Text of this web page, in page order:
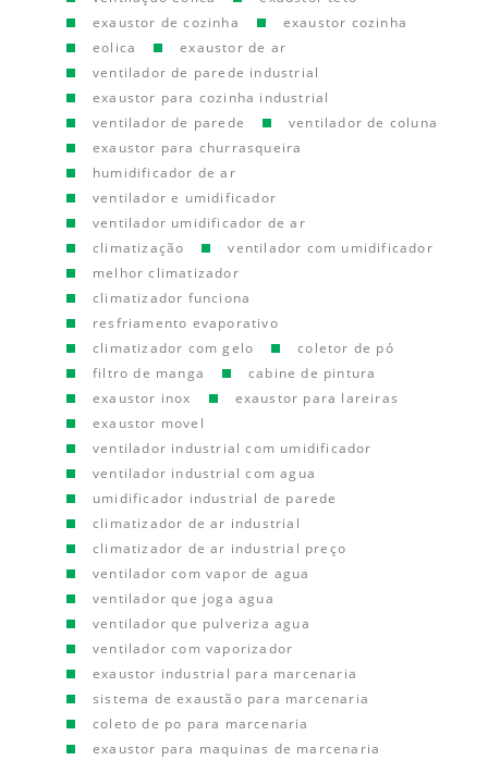
exaustor de cozinha
exaustor cozinha
eolica
exaustor de ar
ventilador de parede industrial
exaustor para cozinha industrial
ventilador de parede
ventilador de coluna
exaustor para churrasqueira
humidificador de ar
ventilador e umidificador
ventilador umidificador de ar
climatização
ventilador com umidificador
melhor climatizador
climatizador funciona
resfriamento evaporativo
climatizador com gelo
coletor de pó
filtro de manga
cabine de pintura
exaustor inox
exaustor para lareiras
exaustor movel
ventilador industrial com umidificador
ventilador industrial com agua
umidificador industrial de parede
climatizador de ar industrial
climatizador de ar industrial preço
ventilador com vapor de agua
ventilador que joga agua
ventilador que pulveriza agua
ventilador com vaporizador
exaustor industrial para marcenaria
sistema de exaustão para marcenaria
coleto de po para marcenaria
exaustor para maquinas de marcenaria